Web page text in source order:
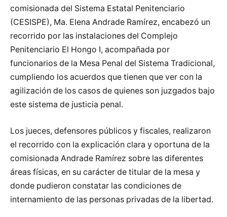
comisionada del Sistema Estatal Penitenciario
(CESISPE), Ma. Elena Andrade Ramírez, encabezó un
recorrido por las instalaciones del Complejo
Penitenciario El Hongo I, acompañada por
funcionarios de la Mesa Penal del Sistema Tradicional,
cumpliendo los acuerdos que tienen que ver con la
agilización de los casos de quienes son juzgados bajo
este sistema de justicia penal.
Los jueces, defensores públicos y fiscales, realizaron
el recorrido con la explicación clara y oportuna de la
comisionada Andrade Ramírez sobre las diferentes
áreas físicas, en su carácter de titular de la mesa y
donde pudieron constatar las condiciones de
internamiento de las personas privadas de la libertad.